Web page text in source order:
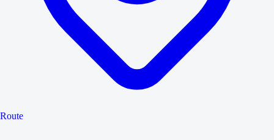
Route